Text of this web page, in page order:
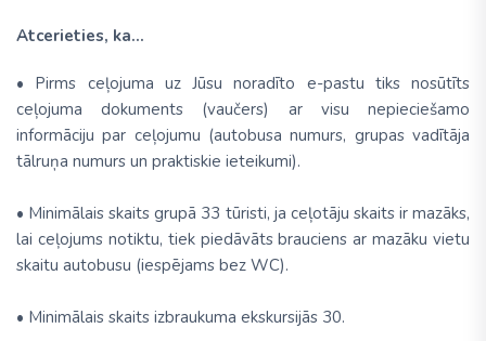
Atcerieties, ka...
• Pirms ceļojuma uz Jūsu noradīto e-pastu tiks nosūtīts
ceļojuma dokuments (vaučers) ar visu nepieciešamo
informāciju par ceļojumu (autobusa numurs, grupas vadītāja
tālruņa numurs un praktiskie ieteikumi).
• Minimālais skaits grupā 33 tūristi, ja ceļotāju skaits ir mazāks,
lai ceļojums notiktu, tiek piedāvāts brauciens ar mazāku vietu
skaitu autobusu (iespējams bez WC).
• Minimālais skaits izbraukuma ekskursijās 30.